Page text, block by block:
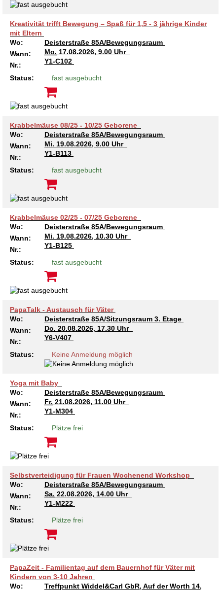
Kreativität trifft Bewegung – Spaß für 1,5 - 3 jährige Kinder
mit Eltern
Wo:
Deisterstraße 85A/Bewegungsraum
Wann:
Mo. 17.08.2026, 9.00 Uhr
Nr.:
Y1-C102
Status: fast ausgebucht
Krabbelmäuse 08/25 - 10/25 Geborene
Wo:
Deisterstraße 85A/Bewegungsraum
Wann:
Mi. 19.08.2026, 9.00 Uhr
Nr.:
Y1-B113
Status: fast ausgebucht
Krabbelmäuse 02/25 - 07/25 Geborene
Wo:
Deisterstraße 85A/Bewegungsraum
Wann:
Mi. 19.08.2026, 10.30 Uhr
Nr.:
Y1-B125
Status: fast ausgebucht
PapaTalk - Austausch für Väter
Wo:
Deisterstraße 85A/Sitzungsraum 3. Etage
Wann:
Do. 20.08.2026, 17.30 Uhr
Nr.:
Y6-V407
Status: Keine Anmeldung möglich
Yoga mit Baby
Wo:
Deisterstraße 85A/Bewegungsraum
Wann:
Fr. 21.08.2026, 11.00 Uhr
Nr.:
Y1-M304
Status: Plätze frei
Selbstverteidigung für Frauen Wochenend Workshop
Wo:
Deisterstraße 85A/Bewegungsraum
Wann:
Sa. 22.08.2026, 14.00 Uhr
Nr.:
Y1-M222
Status: Plätze frei
PapaZeit - Familientag auf dem Bauernhof für Väter mit
Kindern von 3-10 Jahren
Wo:
Treffpunkt Widdel&Carl GbR, Auf der Worth 14,